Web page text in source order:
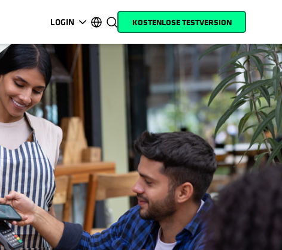
LOGIN
MyCohesity
wird in einer neuen Registerkarte
Helios
wird in einer neuen Registerkarte geöffnet
Alta
wird in einer neuen Registerkarte geöffnet
Support
wird in einer neuen Registerkarte geöffnet
Produktdokumentation
wird in einer neuen Registerkarte geöffnet
Academy
wird in einer neuen Registerkarte geöffnet
Cohesity Community
wird in einer neuen
Partner
wird in einer neuen Registerkarte geöffnet
日本語 (Japan)
Português (Brazil)
한국어 (South Korea)
Español (Spain)
KOSTENLOSE TESTVERSION